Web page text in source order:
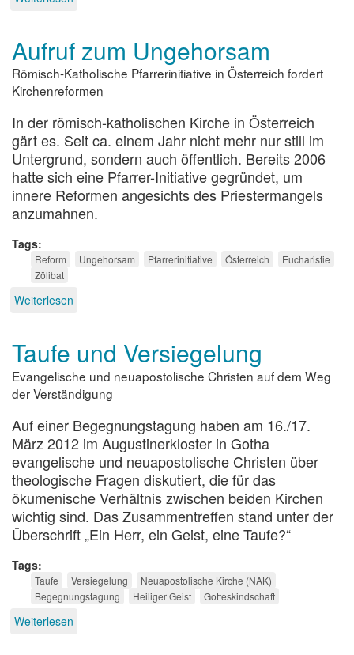
Aufruf zum Ungehorsam
Römisch-Katholische Pfarrerinitiative in Österreich fordert
Kirchenreformen
In der römisch-katholischen Kirche in Österreich
gärt es. Seit ca. einem Jahr nicht mehr nur still im
Untergrund, sondern auch öffentlich. Bereits 2006
hatte sich eine Pfarrer-Initiative gegründet, um
innere Reformen angesichts des Priestermangels
anzumahnen.
Tags
Reform Ungehorsam Pfarrerinitiative Österreich
Eucharistie
Zölibat
Weiterlesen
Ungehorsam
Taufe und Versiegelung
Evangelische und neuapostolische Christen auf dem Weg
der Verständigung
Auf einer Begegnungstagung haben am 16./17.
März 2012 im Augustinerkloster in Gotha
evangelische und neuapostolische Christen über
theologische Fragen diskutiert, die für das
ökumenische Verhältnis zwischen beiden Kirchen
wichtig sind. Das Zusammentreffen stand unter der
Überschrift „Ein Herr, ein Geist, eine Taufe?“
Tags
Taufe Versiegelung
Neuapostolische Kirche (NAK)
Begegnungstagung
Heiliger Geist Gotteskindschaft
Weiterlesen